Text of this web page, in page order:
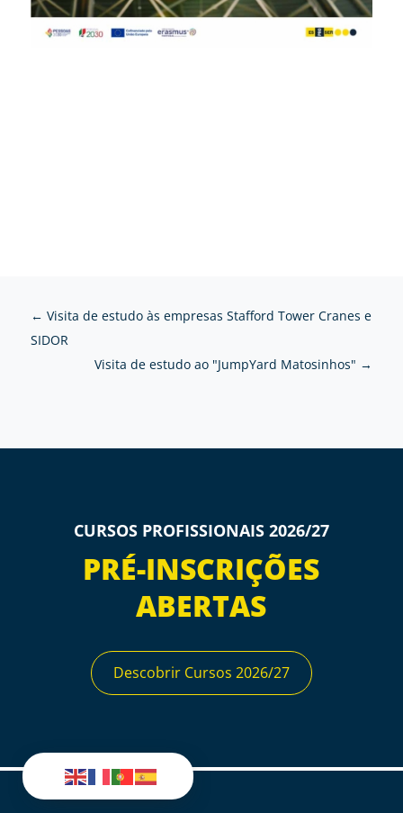
← Visita de estudo às empresas Stafford Tower Cranes e
SIDOR
Visita de estudo ao "JumpYard Matosinhos" →
CURSOS PROFISSIONAIS 2026/27
PRÉ-INSCRIÇÕES
ABERTAS
Descobrir Cursos 2026/27